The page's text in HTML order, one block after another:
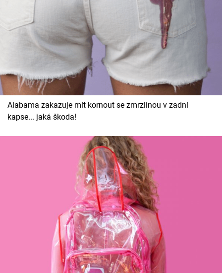
Alabama zakazuje mít kornout se zmrzlinou v zadní
kapse... jaká škoda!